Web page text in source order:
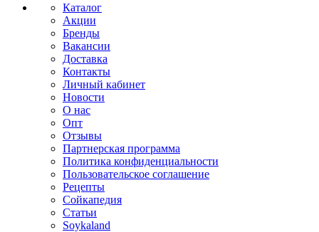
Каталог
Акции
Бренды
Вакансии
Доставка
Контакты
Личный кабинет
Новости
О нас
Опт
Отзывы
Партнерская программа
Политика конфиденциальности
Пользовательское соглашение
Рецепты
Сойкапедия
Статьи
Soykaland